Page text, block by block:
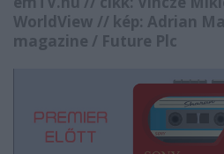
WorldView // kép: Adrian
magazine / Future Plc